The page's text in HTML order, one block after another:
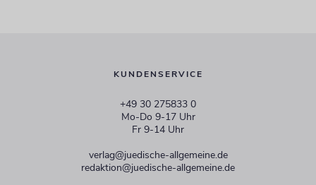
KUNDENSERVICE
+49 30 275833 0
Mo-Do 9-17 Uhr
Fr 9-14 Uhr
verlag@juedische-allgemeine.de
redaktion@juedische-allgemeine.de